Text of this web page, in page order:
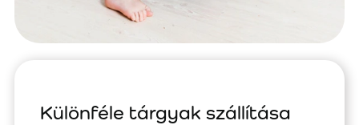
Különféle tárgyak szállítása